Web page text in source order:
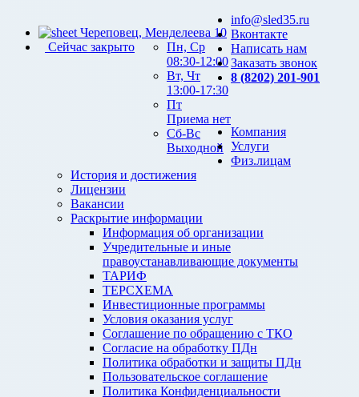
Череповец, Менделеева 10
Сейчас закрыто
Пн, Ср
08:30-12:00
Вт, Чт
13:00-17:30
Пт
Приема нет
Сб-Вс
Выходной
info@sled35.ru
Вконтакте
Написать нам
Заказать звонок
8 (8202) 201-901
Компания
История и достижения
Лицензии
Вакансии
Раскрытие информации
Информация об организации
Учредительные и иные
правоустанавливающие документы
ТАРИФ
ТЕРСХЕМА
Инвестиционные программы
Условия оказания услуг
Соглашение по обращению с ТКО
Согласие на обработку ПДн
Политика обработки и защиты ПДн
Пользовательское соглашение
Политика Конфиденциальности
Услуги
Физ.лицам